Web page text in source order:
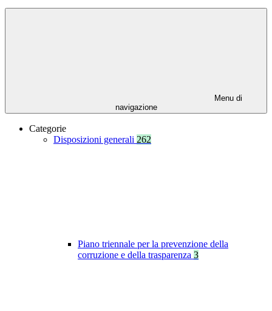
Menu di
navigazione
Categorie
Disposizioni generali 262
Piano triennale per la prevenzione della
corruzione e della trasparenza 3